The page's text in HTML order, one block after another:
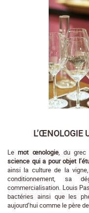
L’ŒNOLOGIE
Lemot œnologie, du grec
science qui a pour objet
ainsi la culture de la
conditionnement, sa
commercialisation. Louis
bactéries ainsi que les
aujourd’hui comme le père